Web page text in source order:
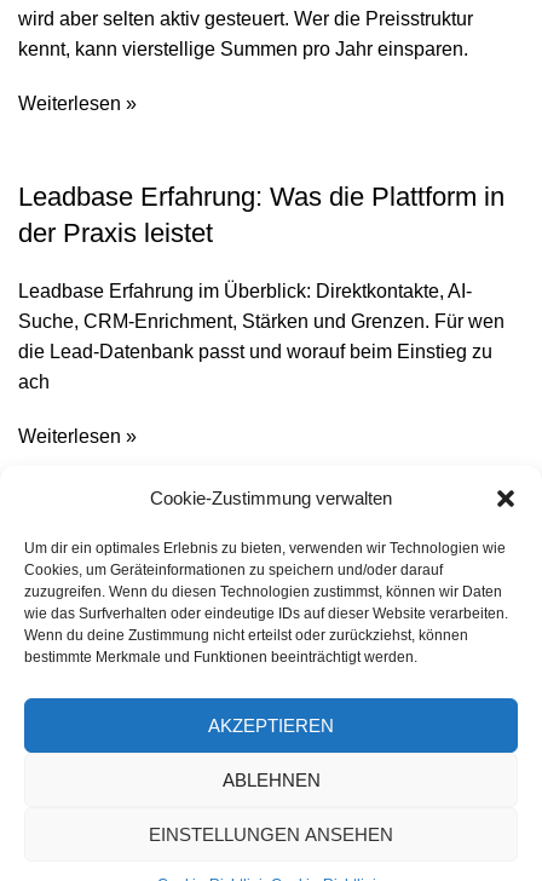
Cookie-Zustimmung verwalten
Um dir ein optimales Erlebnis zu bieten, verwenden wir Technologien wie
Cookies, um Geräteinformationen zu speichern und/oder darauf
zuzugreifen. Wenn du diesen Technologien zustimmst, können wir Daten
wie das Surfverhalten oder eindeutige IDs auf dieser Website verarbeiten.
Wenn du deine Zustimmung nicht erteilst oder zurückziehst, können
bestimmte Merkmale und Funktionen beeinträchtigt werden.
AKZEPTIEREN
ABLEHNEN
EINSTELLUNGEN ANSEHEN
wird aber selten aktiv gesteuert. Wer die Preisstruktur
kennt, kann vierstellige Summen pro Jahr einsparen.
Weiterlesen »
Leadbase Erfahrung: Was die Plattform in
der Praxis leistet
Leadbase Erfahrung im Überblick: Direktkontakte, AI-
Suche, CRM-Enrichment, Stärken und Grenzen. Für wen
die Lead-Datenbank passt und worauf beim Einstieg zu
ach
Weiterlesen »
Familie im Netz: Wie Webdesign Familien
stärkt
Digitale Anlaufstellen für Familien sind oft schlecht
gestaltet. Dabei zeigt gutes Webdesign, wie Online-
Angebote wirklich helfen können.
Weiterlesen »